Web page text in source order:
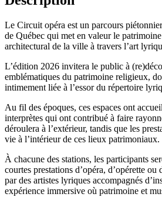
Le Circuit opéra est un parcours
de Québec qui met en valeur le
architectural de la ville à travers l’art
L’édition 2026 invitera le public à
emblématiques du patrimoine religieux,
intimement liée à l’essor du répertoire
Au fil des époques, ces espaces ont
interprètes qui ont contribué à faire
déroulera à l’extérieur, tandis que les
vie à l’intérieur de ces lieux patrimoniaux.
À chacune des stations, les participants
courtes prestations d’opéra, d’opérette ou
par des artistes lyriques accompagnés
expérience immersive où patrimoine et